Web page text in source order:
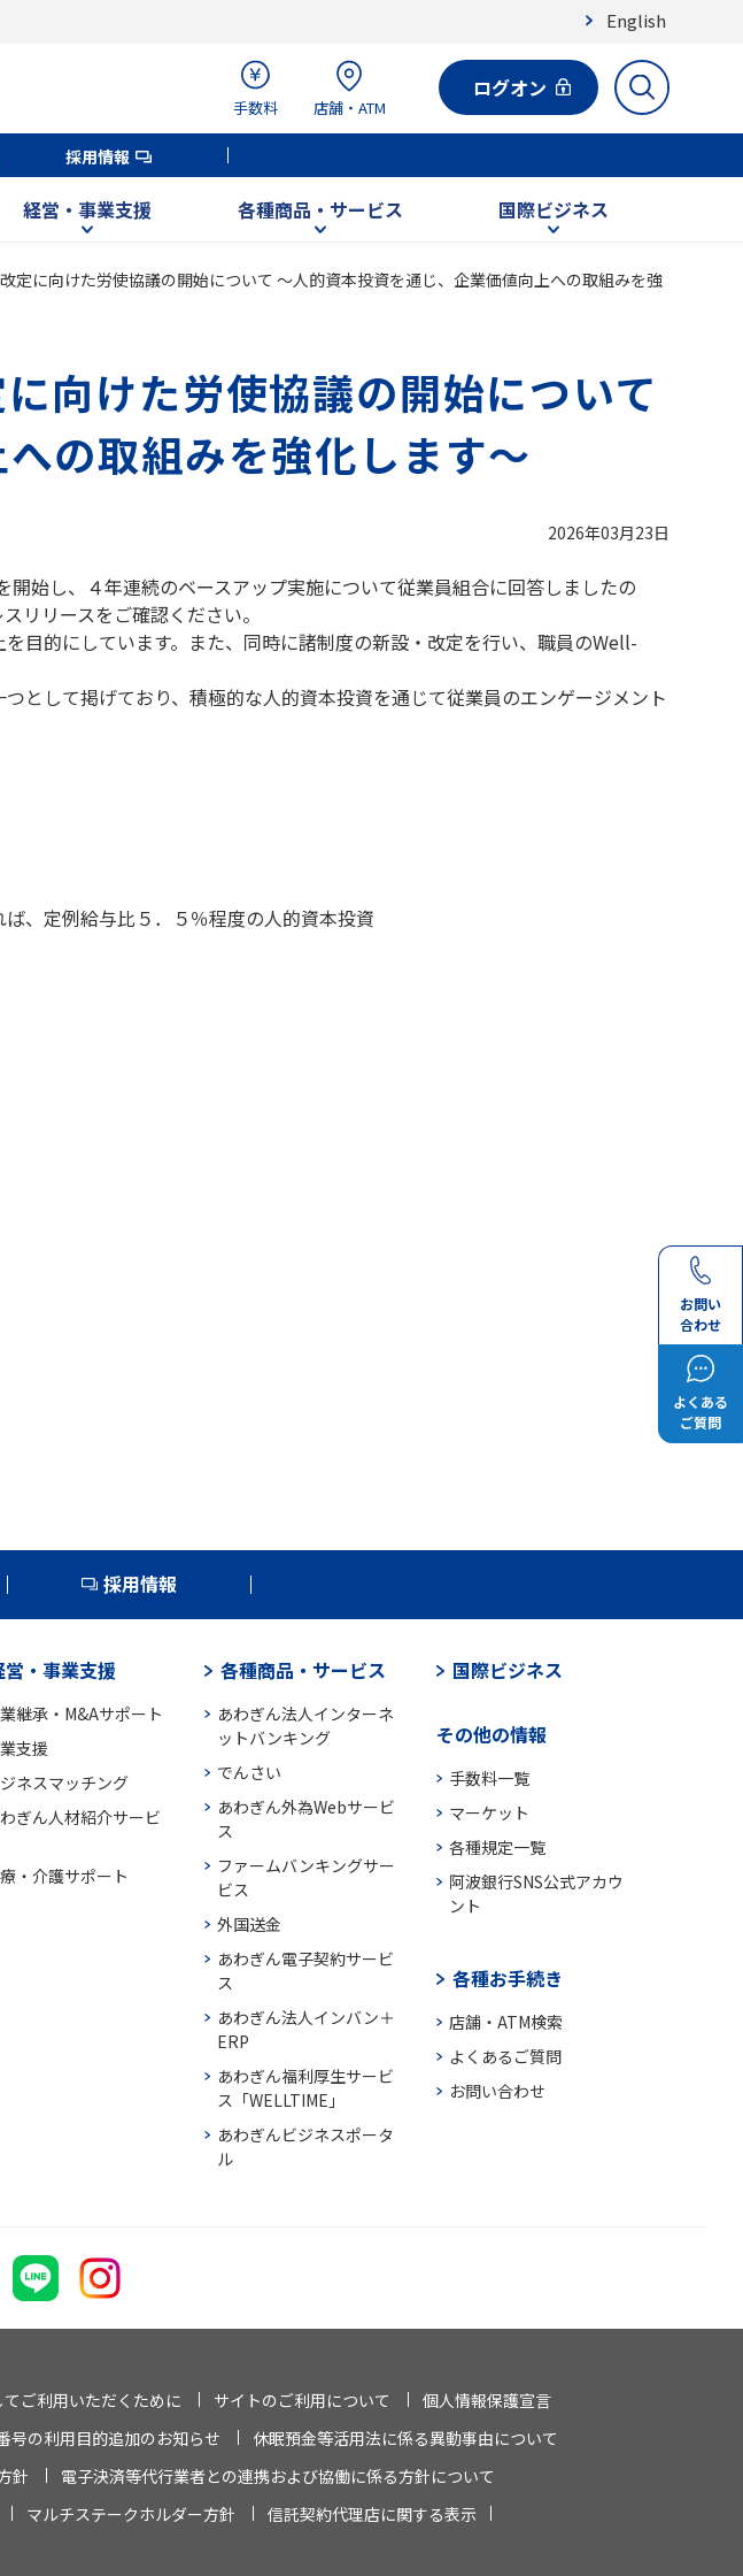
English
手数料 店舗・ATM
ログオン
採用情報
経営・事業支援 各種商品・サービス 国際ビジネス
お問い
合わせ
よくある
ご質問
定に向けた労使協議の開始について ～人的資本投資を通じ、企業価値向上への取組みを強
向けた労使協議の開始について
の取組みを強化します～
2026年03月23日
始し、４年連続のベースアップ実施について従業員組合に回答しましたの
リリースをご確認ください。
目的にしています。また、同時に諸制度の新設・改定を行い、職員のWell-
として掲げており、積極的な人的資本投資を通じて従業員のエンゲージメント
、定例給与比５．５％程度の人的資本投資
採用情報
営・事業支援
継承・M&Aサポート
支援
ネスマッチング
ぎん人材紹介サービ
・介護サポート
各種商品・サービス
あわぎん法人インターネ
ットバンキング
でんさい
あわぎん外為Webサービ
ス
ファームバンキングサー
ビス
外国送金
あわぎん電子契約サービ
ス
あわぎん法人インバン＋
ERP
あわぎん福利厚生サービ
ス「WELLTIME」
あわぎんビジネスポータ
ル
国際ビジネス
その他の情報
手数料一覧
マーケット
各種規定一覧
阿波銀行SNS公式アカウ
ント
各種お手続き
店舗・ATM検索
よくあるご質問
お問い合わせ
ご利用いただくために サイトのご利用について
個人情報保護宣言
号の利用目的追加のお知らせ
休眠預金等活用法に係る異動事由について
針
電子決済等代行業者との連携および協働に係る方針について
マルチステークホルダー方針 信託契約代理店に関する表示